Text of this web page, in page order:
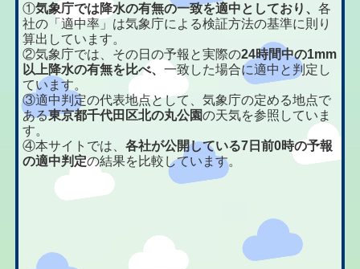
①気象庁では降水の有無の一致を適中としており、各
社の「適中率」は気象庁による検証方法の基準に則り
算出しています。
②気象庁では、その日の予報と実際の24時間中の1mm
以上降水の有無を比べ、一致した場合に適中と判定し
ています。
③適中判定の代表地点として、気象庁の定める地点で
ある東京都千代田区北の丸公園の天気を参照していま
す。
④本サイトでは、各社が公開している7日前0時の予報
の適中判定の結果を比較しています。